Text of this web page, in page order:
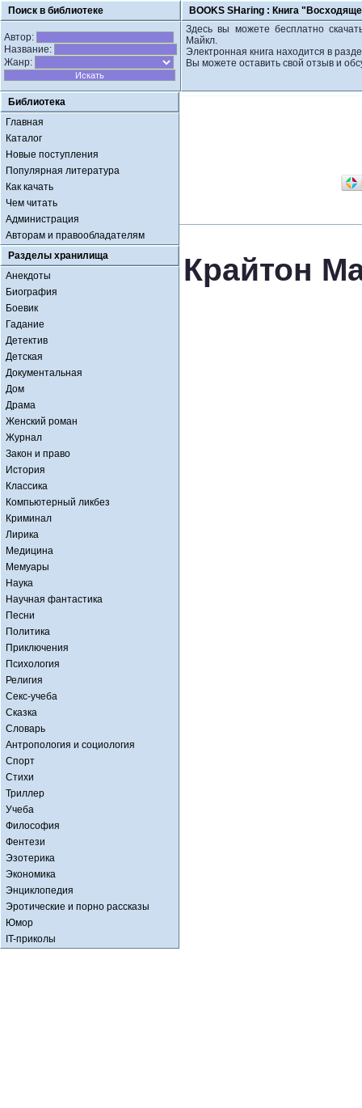
Поиск в библиотеке BOOKS SHaring : Книга
Автор:
Название:
Жанр:
Здесь вы можете бесплатно
Майкл.
Электронная книга находится в
Вы можете оставить свой отзыв и
Библиотека
Главная
Каталог
Новые поступления
Популярная литература
Как качать
Чем читать
Администрация
Авторам и правообладателям
Разделы хранилища
Анекдоты
Биография
Боевик
Гадание
Детектив
Детская
Документальная
Дом
Драма
Женский роман
Журнал
Закон и право
История
Классика
Компьютерный ликбез
Криминал
Лирика
Медицина
Мемуары
Наука
Научная фантастика
Песни
Политика
Приключения
Психология
Религия
Секс-учеба
Сказка
Словарь
Антропология и социология
Спорт
Стихи
Триллер
Учеба
Философия
Фентези
Эзотерика
Экономика
Энциклопедия
Эротические и порно рассказы
Юмор
IT-приколы
Крайтон